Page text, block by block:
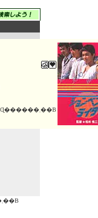
�D�҂ɏ��o����3�l��������߂���R���Ɋ������܂��B
���̃T�C�g��DVD�̂݃f�[�^�����ł��܂��B